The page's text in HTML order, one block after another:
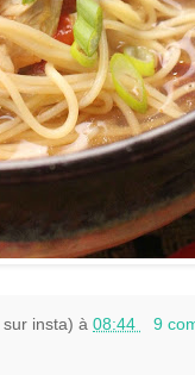
insta) à 08:44 9